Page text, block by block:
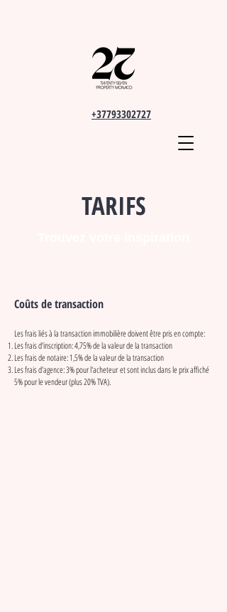
+37793302727
TARIFS
Coûts de transaction
Les frais liés à la transaction immobilière doivent être pris en compte:
Les frais d'inscription: 4,75% de la valeur de la transaction
Les frais de notaire: 1,5% de la valeur de la transaction
Les frais d'agence: 3% pour l'acheteur et sont inclus dans le prix affiché
5% pour le vendeur (plus 20% TVA).